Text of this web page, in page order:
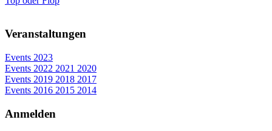
Veranstaltungen
Events 2023
Events 2022 2021 2020
Events 2019 2018 2017
Events 2016 2015 2014
Anmelden